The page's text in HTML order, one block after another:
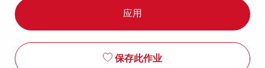
应用
保存此作业